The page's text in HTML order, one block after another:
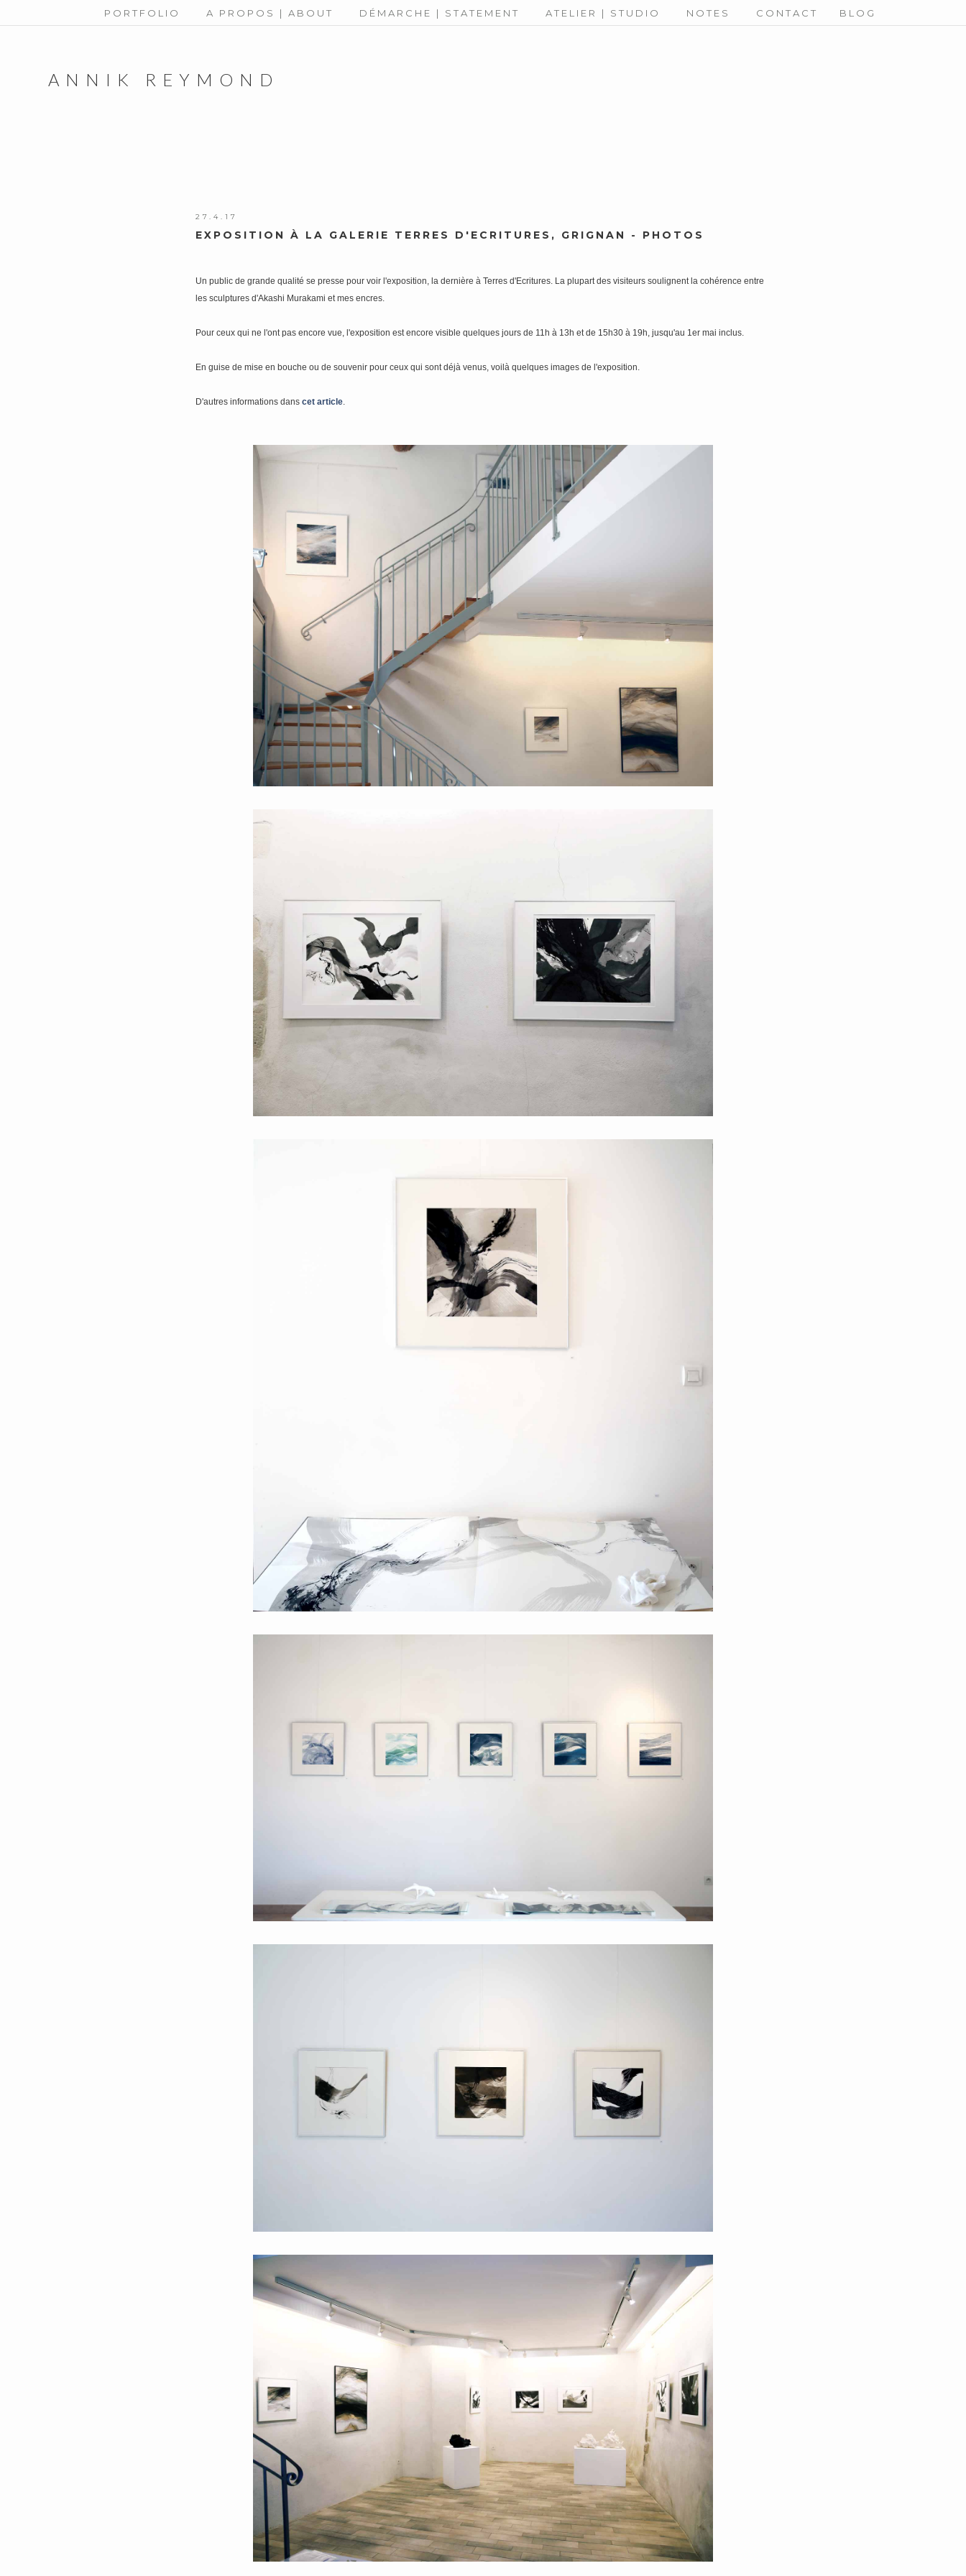
PORTFOLIO A PROPOS | ABOUT DÉMARCHE | STATEMENT ATELIER | STUDIO NOTES CONTACT BLOG
ANNIK REYMOND
27.4.17
EXPOSITION À LA GALERIE TERRES D'ECRITURES, GRIGNAN - PHOTOS
Un public de grande qualité se presse pour voir l'exposition, la dernière à Terres d'Ecritures. La plupart des visiteurs soulignent la cohérence entre
les sculptures d'Akashi Murakami et mes encres.
Pour ceux qui ne l'ont pas encore vue, l'exposition est encore visible quelques jours de 11h à 13h et de 15h30 à 19h, jusqu'au 1er mai inclus.
En guise de mise en bouche ou de souvenir pour ceux qui sont déjà venus, voilà quelques images de l'exposition.
D'autres informations dans cet article.